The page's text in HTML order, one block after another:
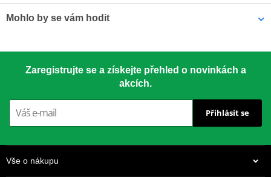
Mohlo by se vám hodit
Zaregistrujte se a získejte přehled o novinkách a
akcích.
Přihlásit se
Vše o nákupu